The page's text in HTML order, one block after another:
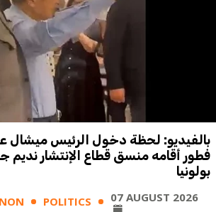
بالفيديو: لحظة دخول الرئيس ميشال
فطور أقامه منسق قطاع الإنتشار نديم
بولونيا
POLITICS 07 AUGUST 2026